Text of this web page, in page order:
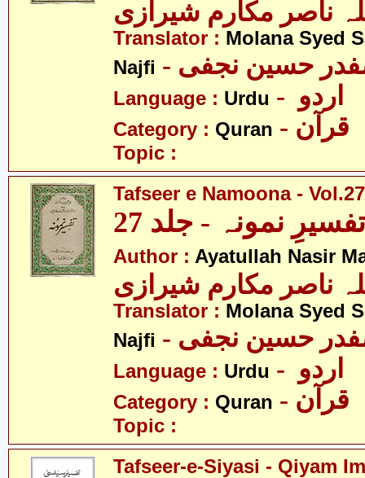
ناصر مکارم شیرازی
Translator : Molana Syed
Najfi
صفدر حسین نجفی
Language : Urdu
Category : Quran - قرآن
Topic :
Tafseer e Namoona - Vol.27
تفسیرِ نمونہ - جلد 27
Author : Ayatullah Nasir
ناصر مکارم شیرازی
Translator : Molana Syed
Najfi
صفدر حسین نجفی
Language : Urdu
Category : Quran - قرآن
Topic :
Tafseer-e-Siyasi - Qiyam